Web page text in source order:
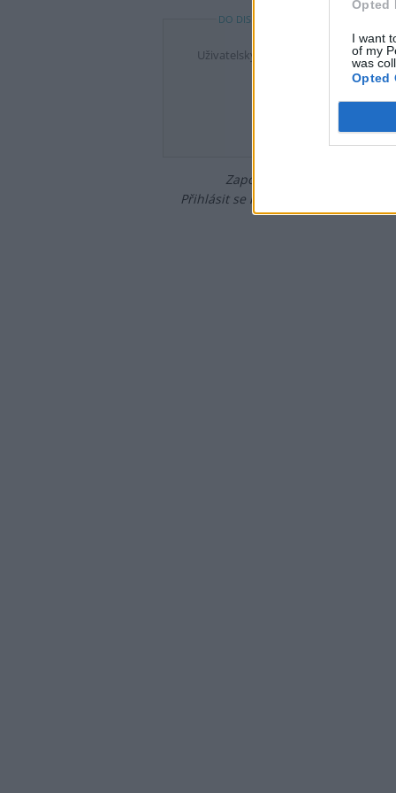
Opted
I want
of my
was
Opted
DO DISKUZE SE MŮŽETE ZAPOJIT PO
Uživatelský e-mail
Zapomněli jste heslo?
Přihlásit se mohou jen ti, kteří se již